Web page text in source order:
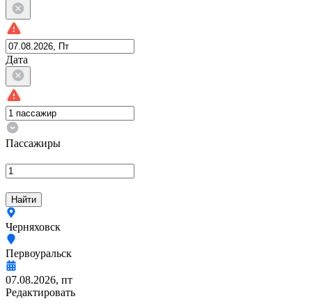
Дата
Пассажиры
Найти
Черняховск
Первоуральск
07.08.2026, пт
Редактировать